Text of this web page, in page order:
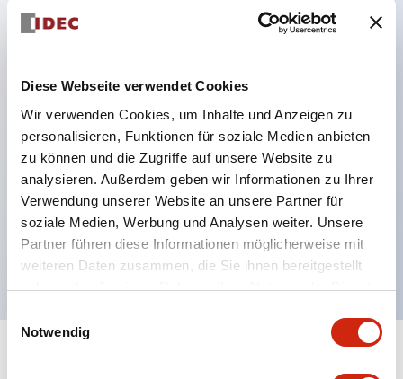
Diese Webseite verwendet Cookies
Wir verwenden Cookies, um Inhalte und Anzeigen zu
personalisieren, Funktionen für soziale Medien anbieten
zu können und die Zugriffe auf unsere Website zu
analysieren. Außerdem geben wir Informationen zu Ihrer
Verwendung unserer Website an unsere Partner für
soziale Medien, Werbung und Analysen weiter. Unsere
Partner führen diese Informationen möglicherweise mit
weiteren Daten zusammen, die Sie ihnen bereitgestellt
haben oder die sie im Rahmen Ihrer Nutzung der Dienste
Notwendig
von der Konsumelektronik bis zum FA-Bereich
LED-Beleuchtungseinheit mit integriertem
LED-Lampenkörper
Schutzarten IP40 und IP65 vollständig verfügbar
(IEC 60529)
UL- und CSA-zertifiziert. Entspricht EN (Europa)
Normen. CCC-zertifiziert (außer Anzeigeleuchten).
Mit speziellem Zubehör leicht auf Φ22 Flash-
Silhouette umstellbar